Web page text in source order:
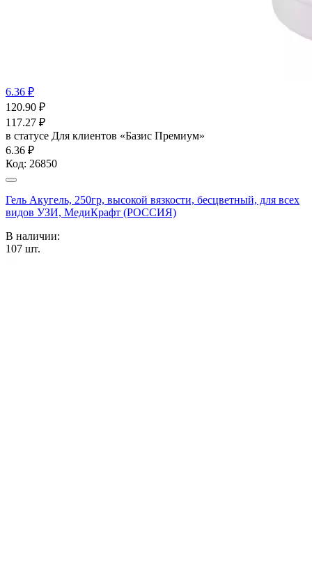
6.36 ₽
120.90 ₽
117.27 ₽
в статусе Для клиентов «Базис Премиум»
6.36 ₽
Код: 26850
Гель Акугель, 250гр, высокой вязкости, бесцветный, для всех
видов УЗИ, МедиКрафт (РОССИЯ)
В наличии:
107 шт.